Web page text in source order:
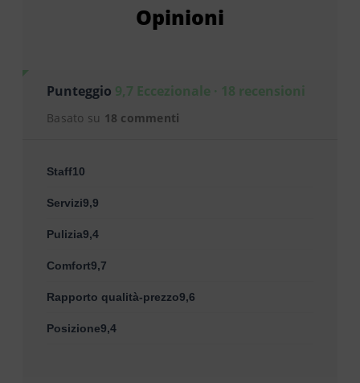
Opinioni
Punteggio 9,7 Eccezionale · 18 recensioni
Basato su 18 commenti
Staff10
Servizi9,9
Pulizia9,4
Comfort9,7
Rapporto qualità-prezzo9,6
Posizione9,4